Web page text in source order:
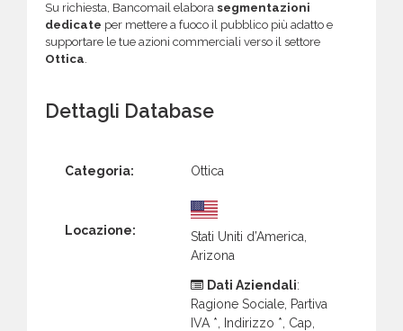
Su richiesta, Bancomail elabora segmentazioni
dedicate per mettere a fuoco il pubblico più adatto e
supportare le tue azioni commerciali verso il settore
Ottica.
Dettagli Database
Categoria: Ottica
Locazione:
Stati Uniti d’America,
Arizona
Dati Aziendali:
Ragione Sociale, Partiva
IVA *, Indirizzo *, Cap,